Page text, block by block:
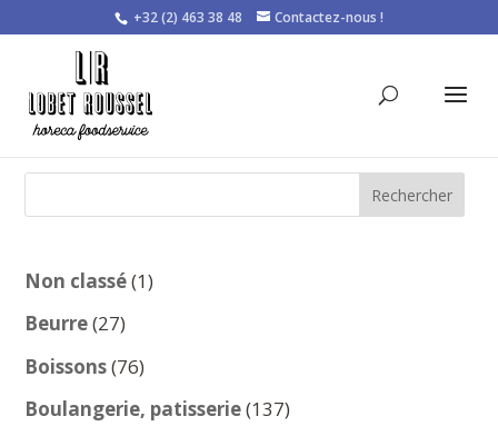
+32 (2) 463 38 48 Contactez-nous !
Rechercher
Non classé 11
Beurre 2727
produits
Boissons 7676
produits
Boulangerie, patisserie 137137